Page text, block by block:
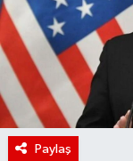
Paylaş